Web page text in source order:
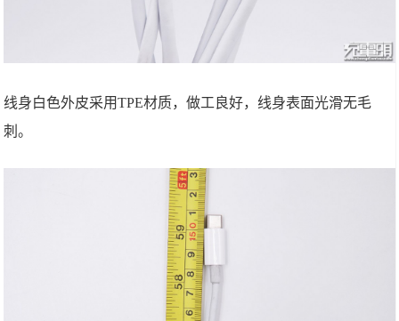
线身白色外皮采用TPE材质，做工良好，线身表面光滑无毛
刺。